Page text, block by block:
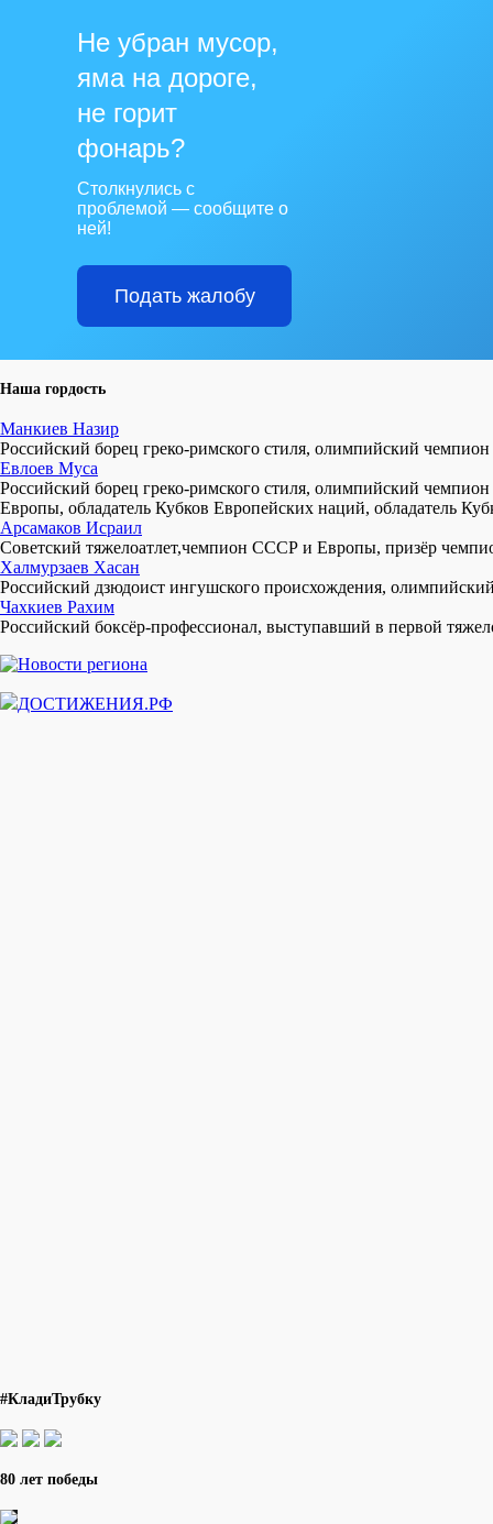
Не убран мусор,
яма на дороге,
не горит
фонарь?
Столкнулись с
проблемой — сообщите о
ней!
Подать жалобу
Наша гордость
Манкиев Назир
Российский борец греко-римского стиля, олимпийский чемпион
Евлоев Муса
Российский борец греко-римского стиля, олимпийский
Европы, обладатель Кубков Европейских наций, обладатель
Арсамаков Исраил
Советский тяжелоатлет,чемпион СССР и Европы, призёр
Халмурзаев Хасан
Российский дзюдоист ингушского происхождения,
Чахкиев Рахим
Российский боксёр-профессионал, выступавший в первой
ДОСТИЖЕНИЯ.РФ
#КладиТрубку
80 лет победы